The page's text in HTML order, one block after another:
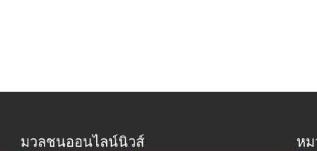
มวลชนออนไลน์นิวส์ ห